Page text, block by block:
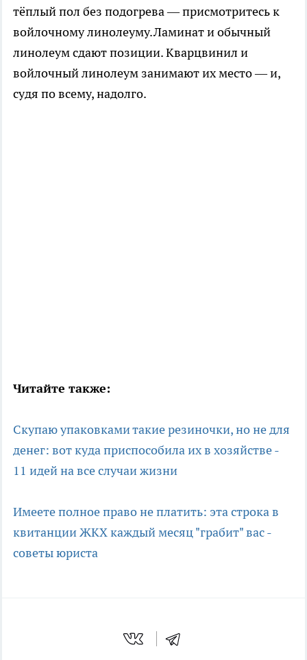
тёплый пол без подогрева — присмотритесь к
войлочному линолеуму.Ламинат и обычный
линолеум сдают позиции. Кварцвинил и
войлочный линолеум занимают их место — и,
судя по всему, надолго.
Читайте также:
Скупаю упаковками такие резиночки, но не для
денег: вот куда приспособила их в хозяйстве -
11 идей на все случаи жизни
Имеете полное право не платить: эта строка в
квитанции ЖКХ каждый месяц "грабит" вас -
советы юриста